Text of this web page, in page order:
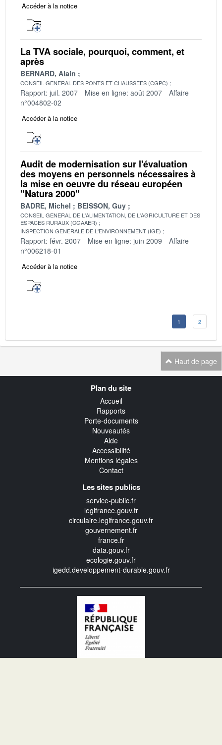
Accéder à la notice
La TVA sociale, pourquoi, comment, et
après
BERNARD, Alain
CONSEIL GENERAL DES PONTS ET CHAUSSEES (CGPC)
Rapport: juil. 2007 Mise en ligne: août 2007
Affaire
n°004802-02
Accéder à la notice
Audit de modernisation sur l'évaluation
des moyens en personnels nécessaires à
la mise en oeuvre du réseau européen
"Natura 2000"
BADRE, Michel BEISSON, Guy
CONSEIL GENERAL DE L'ALIMENTATION, DE L'AGRICULTURE ET DES
ESPACES RURAUX (CGAAER)
INSPECTION GENERALE DE L'ENVIRONNEMENT (IGE)
Rapport: févr. 2007 Mise en ligne: juin 2009
Affaire
n°006218-01
Accéder à la notice
1 2
Haut de page
Plan du site
Accueil
Rapports
Porte-documents
Nouveautés
Aide
Accessibilité
Mentions légales
Contact
Les sites publics
service-public.fr
legifrance.gouv.fr
circulaire.legifrance.gouv.fr
gouvernement.fr
france.fr
data.gouv.fr
ecologie.gouv.fr
igedd.developpement-durable.gouv.fr